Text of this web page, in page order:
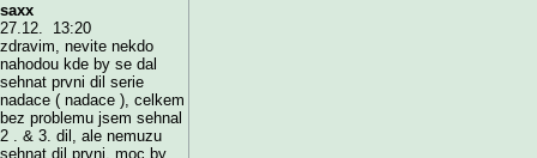
saxx
27.12. 13:20
zdravim, nevite nekdo
nahodou kde by se dal
sehnat prvni dil serie
nadace ( nadace ), celkem
bez problemu jsem sehnal
2 . & 3. dil, ale nemuzu
sehnat dil prvni. moc by